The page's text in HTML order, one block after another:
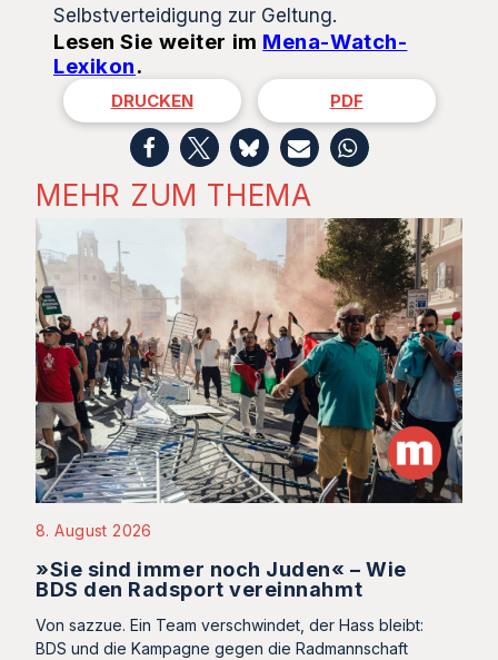
Selbstverteidigung zur Geltung.
Lesen Sie weiter im Mena-Watch-
Lexikon.
DRUCKEN PDF
MEHR ZUM THEMA
8. August 2026
»Sie sind immer noch Juden« – Wie
BDS den Radsport vereinnahmt
Von sazzue. Ein Team verschwindet, der Hass bleibt:
BDS und die Kampagne gegen die Radmannschaft